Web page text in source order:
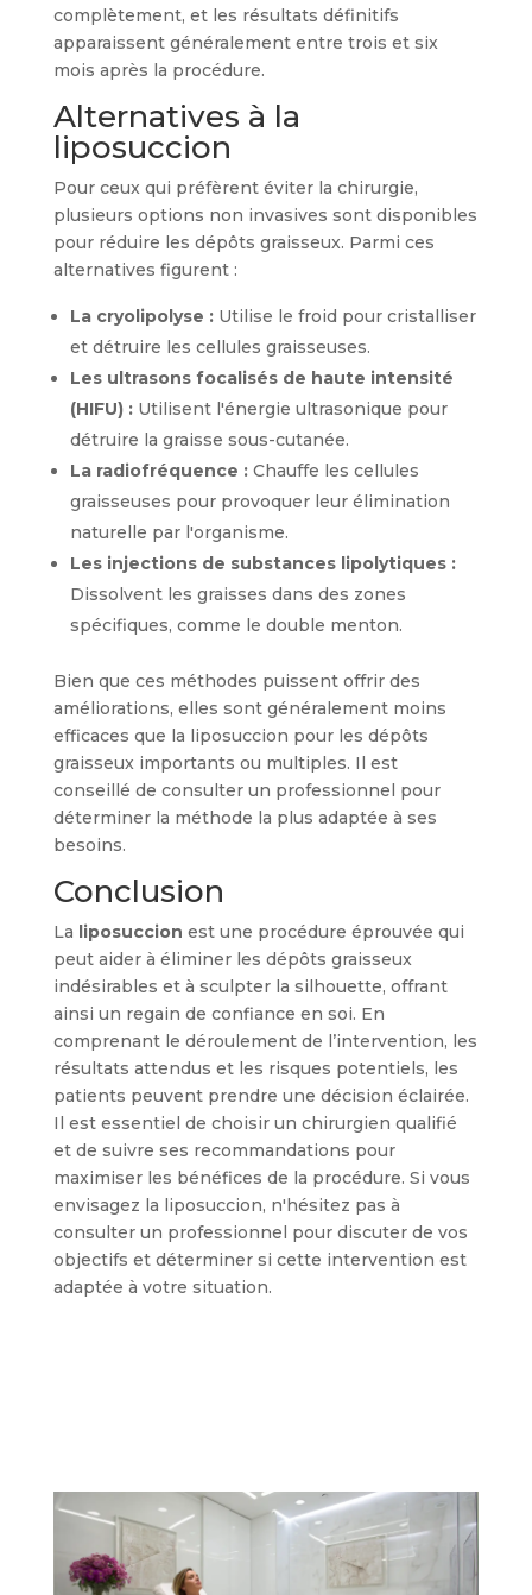
complètement, et les résultats définitifs
apparaissent généralement entre trois et six
mois après la procédure.
Alternatives à la
liposuccion
Pour ceux qui préfèrent éviter la chirurgie,
plusieurs options non invasives sont disponibles
pour réduire les dépôts graisseux. Parmi ces
alternatives figurent :
La cryolipolyse :Utilise le froid pour cristalliser
et détruire les cellules graisseuses.
Les ultrasons focalisés de haute intensité
(HIFU) :Utilisent l'énergie ultrasonique pour
détruire la graisse sous-cutanée.
La radiofréquence :Chauffe les cellules
graisseuses pour provoquer leur élimination
naturelle par l'organisme.
Les injections de substances lipolytiques :
Dissolvent les graisses dans des zones
spécifiques, comme le double menton.
Bien que ces méthodes puissent offrir des
améliorations, elles sont généralement moins
efficaces que la liposuccion pour les dépôts
graisseux importants ou multiples. Il est
conseillé de consulter un professionnel pour
déterminer la méthode la plus adaptée à ses
besoins.
Conclusion
La liposuccion est une procédure éprouvée qui
peut aider à éliminer les dépôts graisseux
indésirables et à sculpter la silhouette, offrant
ainsi un regain de confiance en soi. En
comprenant le déroulement de l’intervention, les
résultats attendus et les risques potentiels, les
patients peuvent prendre une décision éclairée.
Il est essentiel de choisir un chirurgien qualifié
et de suivre ses recommandations pour
maximiser les bénéfices de la procédure. Si vous
envisagez la liposuccion, n'hésitez pas à
consulter un professionnel pour discuter de vos
objectifs et déterminer si cette intervention est
adaptée à votre situation.